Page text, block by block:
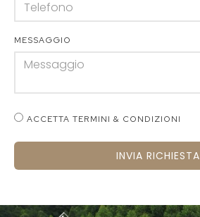
MESSAGGIO
ACCETTA TERMINI & CONDIZIONI
INVIA RICHIESTA